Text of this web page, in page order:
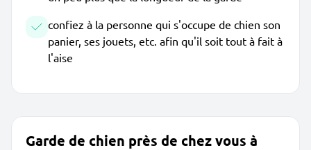
confiez à la personne qui s'occupe de chien son
panier, ses jouets, etc. afin qu'il soit tout à fait à
l'aise
Garde de chien près de chez vous à